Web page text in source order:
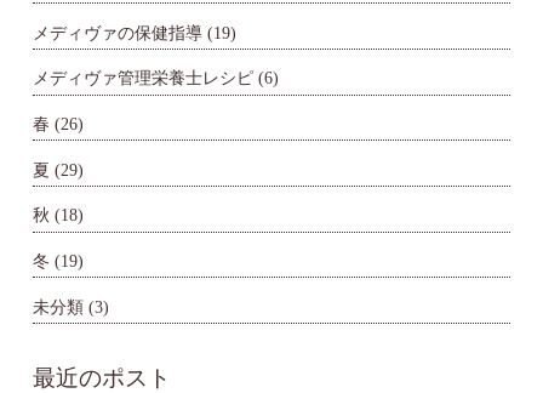
メディヴァの保健指導 (19)
メディヴァ管理栄養士レシピ (6)
春 (26)
夏 (29)
秋 (18)
冬 (19)
未分類 (3)
最近のポスト